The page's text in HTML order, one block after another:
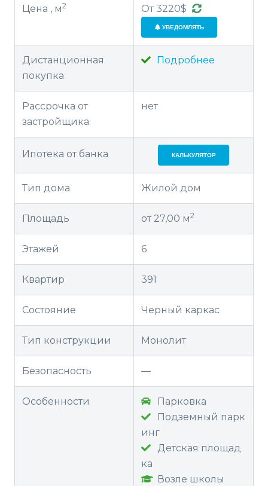
Цена , м2 От 3220$
УВЕДОМЛЯТЬ
Дистанционная
покупка
Подробнее
Рассрочка от
застройщика
нет
Ипотека от банка КАЛЬКУЛЯТОР
Тип дома Жилой дом
Площадь от 27,00 м2
Этажей 6
Квартир 391
Состояние Черный каркас
Тип конструкции Монолит
Безопасность —
Особенности
Парковка
Подземный парк
инг
Детская площад
ка
Возле школы